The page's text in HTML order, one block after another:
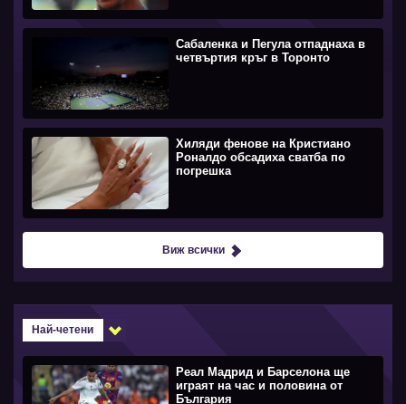
Сабаленка и Пегула отпаднаха в
четвъртия кръг в Торонто
Хиляди фенове на Кристиано
Роналдо обсадиха сватба по
погрешка
Виж всички
Най-четени
Реал Мадрид и Барселона ще
играят на час и половина от
България